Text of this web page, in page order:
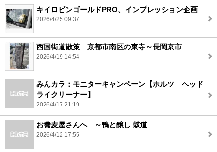
キイロビンゴールドPRO、インプレッション企画
2026/4/25 09:37
西国街道散策 京都市南区の東寺～長岡京市
2026/4/19 14:54
みんカラ：モニターキャンペーン【ホルツ ヘッド
ライクリーナー】
2026/4/17 21:19
お蕎麦屋さんへ ～鴨と醸し 鼓道
2026/4/12 17:55